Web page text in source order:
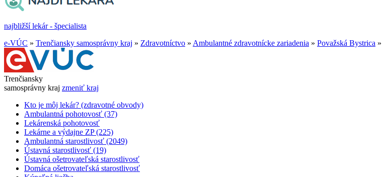
najbližší lekár - špecialista
e-VÚC » Trenčiansky samosprávny kraj » Zdravotníctvo » Ambulantné zdravotnícke zariadenia » Považská Bystrica »
Trenčiansky
samosprávny kraj zmeniť kraj
Kto je môj lekár? (zdravotné obvody)
Ambulantná pohotovosť (37)
Lekárenská pohotovosť
Lekárne a výdajne ZP (225)
Ambulantná starostlivosť (2049)
Ústavná starostlivosť (19)
Ústavná ošetrovateľská starostlivosť
Domáca ošetrovateľská starostlivosť